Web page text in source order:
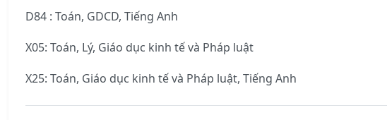
D84 : Toán, GDCD, Tiếng Anh
X05: Toán, Lý, Giáo dục kinh tế và Pháp luật
X25: Toán, Giáo dục kinh tế và Pháp luật, Tiếng Anh